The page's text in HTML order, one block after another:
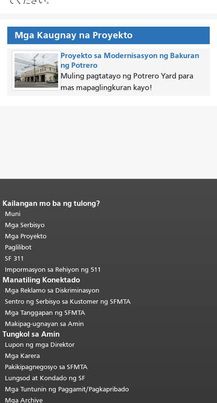
Mga Kaugnay na Proyekto
Proyekto sa Modernisasyon ng Bakuran
ng Potrero
Muling pagtatayo ng Potrero Yard para
mas mapaglingkuran kayo!
Katapusan ng nilalaman ng
pahina.
pahinang ito ay nauulit sa bawat
pahina.Bumalik sa tuktok ng
pangunahing nilalaman
Kailangan mo ba ng tulong?
Muni
Mga Serbisyo
Mga Proyekto
Paglilibot
SF 311
Impormasyon sa Rehiyon ng 511
Manatiling Konektado
Mga Reklamo sa Diskriminasyon
Sentro ng Serbisyo sa Kustomer ng SFMTA
Mga Tanggapan ng SFMTA
Makipag-ugnayan sa Amin
Tungkol sa Amin
Lupon ng mga Direktor
Mga Karera
Pakikipagnegosyo sa SFMTA
Lungsod at Kondado ng SF
Mga Tuntunin ng Paggamit/Pagkapribado
Mga Archive